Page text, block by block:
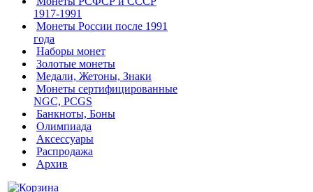
1917-1991
Монеты России после 1991
года
Наборы монет
Золотые монеты
Медали, Жетоны, Знаки
Монеты сертифицированные
NGC, PCGS
Банкноты, Боны
Олимпиада
Аксессуары
Распродажа
Архив